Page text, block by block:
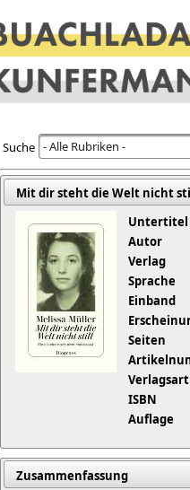
Suche - Alle Rubriken -
Mit dir steht die Welt nicht
Untertitel
Autor
Verlag
Sprache
Einband
Seiten
ISBN
Auflage
Zusammenfassung